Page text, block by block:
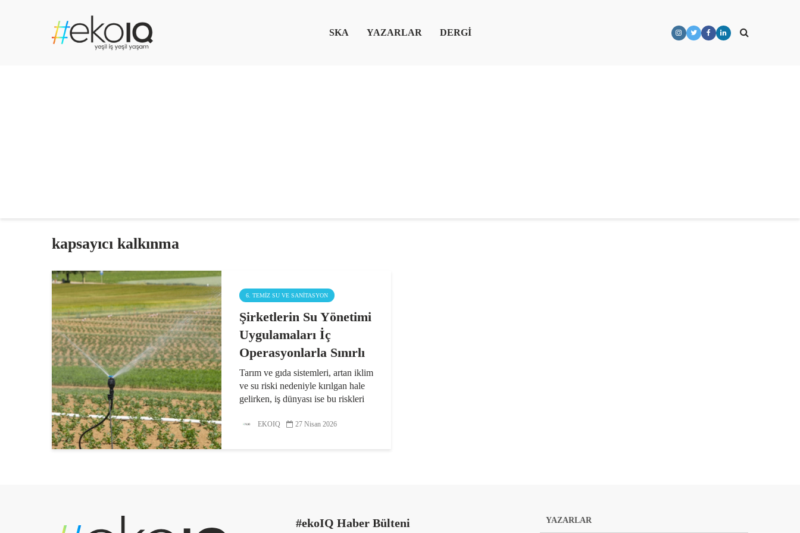
SKA YAZARLAR DERGİ
kapsayıcı kalkınma
6. TEMIZ SU VE SANITASYON
Şirketlerin Su Yönetimi
Uygulamaları İç
Operasyonlarla Sınırlı
Tarım ve gıda sistemleri, artan iklim
ve su riski nedeniyle kırılgan hale
gelirken, iş dünyası ise bu riskleri
uygulama ölçeği açısından önemli
EKOIQ 27 Nisan 2026
#ekoIQ Haber Bülteni YAZARLAR